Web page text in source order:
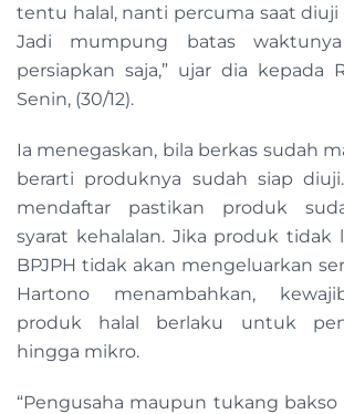
tentu halal, nanti percuma saat diuji
Jadi mumpung batas
persiapkan saja,” ujar dia kepada
Senin, (30/12).
Ia menegaskan, bila berkas sudah
berarti produknya sudah siap
mendaftar pastikan produk
syarat kehalalan. Jika produk tidak
BPJPH tidak akan mengeluarkan
Hartono menambahkan,
produk halal berlaku untuk
hingga mikro.
“Pengusaha maupun tukang